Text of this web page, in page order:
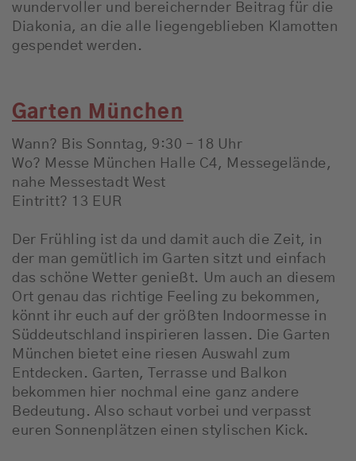
wundervoller und bereichernder Beitrag für die
Diakonia, an die alle liegengeblieben Klamotten
gespendet werden.
Garten München
Wann? Bis Sonntag, 9:30 – 18 Uhr
Wo? Messe München Halle C4, Messegelände,
nahe Messestadt West
Eintritt? 13 EUR
Der Frühling ist da und damit auch die Zeit, in
der man gemütlich im Garten sitzt und einfach
das schöne Wetter genießt. Um auch an diesem
Ort genau das richtige Feeling zu bekommen,
könnt ihr euch auf der größten Indoormesse in
Süddeutschland inspirieren lassen. Die Garten
München bietet eine riesen Auswahl zum
Entdecken. Garten, Terrasse und Balkon
bekommen hier nochmal eine ganz andere
Bedeutung. Also schaut vorbei und verpasst
euren Sonnenplätzen einen stylischen Kick.